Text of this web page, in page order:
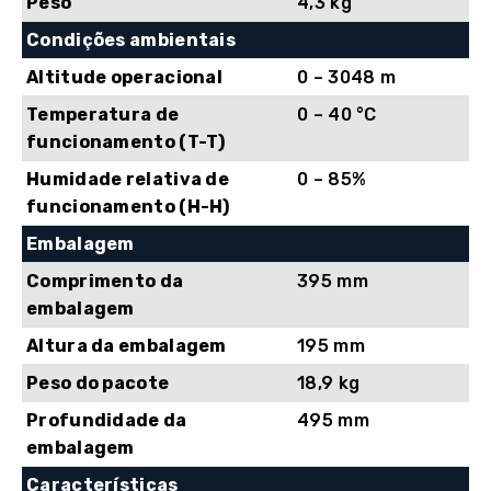
Condições ambientais
Altitude operacional
0 – 3048 m
Temperatura de
funcionamento (T-T)
0 – 40 °C
Humidade relativa de
funcionamento (H-H)
0 – 85%
Embalagem
Comprimento da
embalagem
395 mm
Altura da embalagem
195 mm
Peso do pacote
18,9 kg
Profundidade da
embalagem
495 mm
Características